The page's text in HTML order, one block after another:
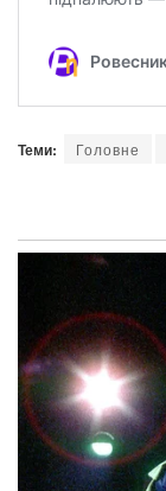
Теми: Головне